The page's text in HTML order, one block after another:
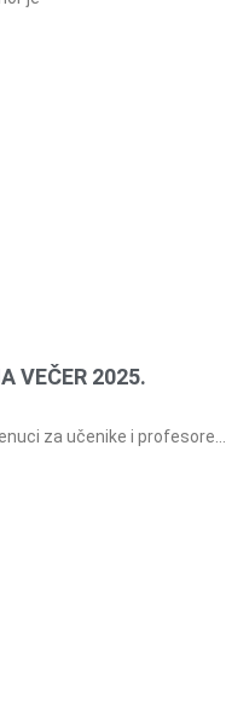
VEČER 2025.
za učenike i profesore…